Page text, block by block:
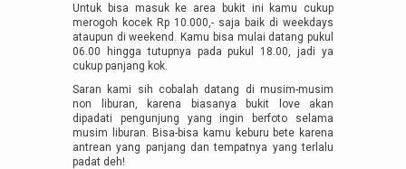
Untuk bisa masuk ke area bukit ini kamu cukup
merogoh kocek Rp 10.000,- saja baik di weekdays
ataupun di weekend. Kamu bisa mulai datang pukul
06.00 hingga tutupnya pada pukul 18.00, jadi ya
cukup panjang kok.
Saran kami sih cobalah datang di musim-musim
non liburan, karena biasanya bukit love akan
dipadati pengunjung yang ingin berfoto selama
musim liburan. Bisa-bisa kamu keburu bete karena
antrean yang panjang dan tempatnya yang terlalu
padat deh!